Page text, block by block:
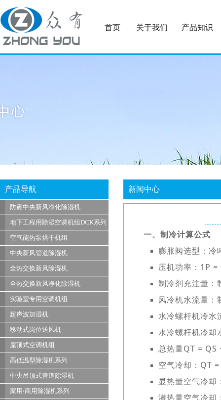
首页 关于我们 产品知识
产品导航
防霾中央新风净化除湿机
地下工程用除湿空调机组DCK系列
空气能热泵烘干机组
中央新风管道除湿机
全热交换新风除湿机
全热交换新风净化除湿机
实验室专用空调机组
超声波加湿机
移动式岗位送风机
屋顶式空调机组
高低温型除湿机系列
中央吊顶式管道除湿机
家用/商用除湿机系列
新闻中心
一、制冷计算公式
膨胀阀选型：
压机功率：1P
制冷剂充注量
风冷机水流量
水冷螺杆机冷水
水冷螺杆机冷却
总热量QT = QS
空气冷却：QT
显热量空气冷却
潜热量空气冷却